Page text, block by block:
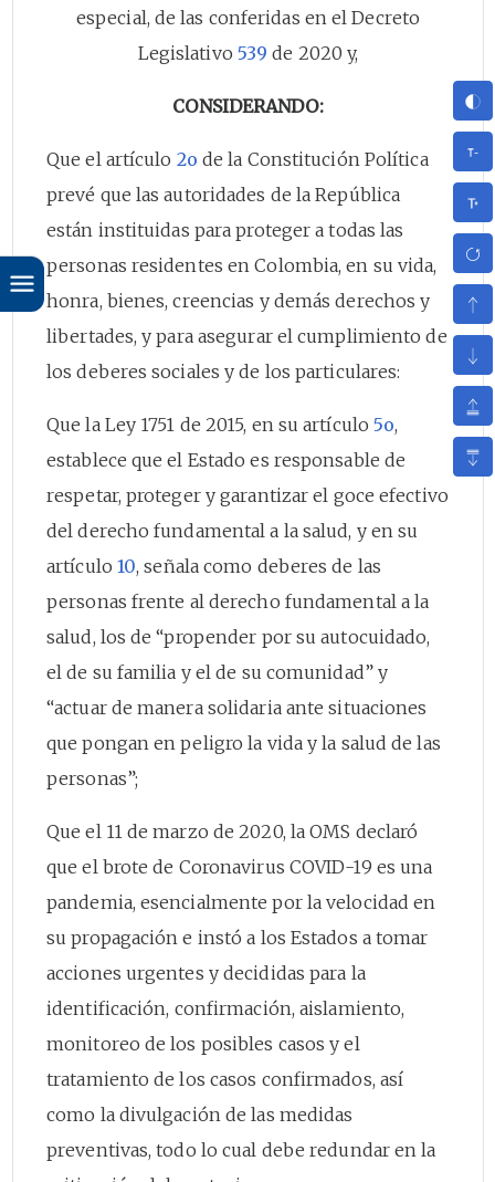
especial, de las conferidas en el Decreto
Legislativo 539 de 2020 y,
CONSIDERANDO:
Que el artículo 2o de la Constitución Política
prevé que las autoridades de la República
están instituidas para proteger a todas las
personas residentes en Colombia, en su vida,
honra, bienes, creencias y demás derechos y
libertades, y para asegurar el cumplimiento de
los deberes sociales y de los particulares:
Que la Ley 1751 de 2015, en su artículo 5o,
establece que el Estado es responsable de
respetar, proteger y garantizar el goce efectivo
del derecho fundamental a la salud, y en su
artículo 10, señala como deberes de las
personas frente al derecho fundamental a la
salud, los de “propender por su autocuidado,
el de su familia y el de su comunidad” y
“actuar de manera solidaria ante situaciones
que pongan en peligro la vida y la salud de las
personas”;
Que el 11 de marzo de 2020, la OMS declaró
que el brote de Coronavirus COVID-19 es una
pandemia, esencialmente por la velocidad en
su propagación e instó a los Estados a tomar
acciones urgentes y decididas para la
identificación, confirmación, aislamiento,
monitoreo de los posibles casos y el
tratamiento de los casos confirmados, así
como la divulgación de las medidas
preventivas, todo lo cual debe redundar en la